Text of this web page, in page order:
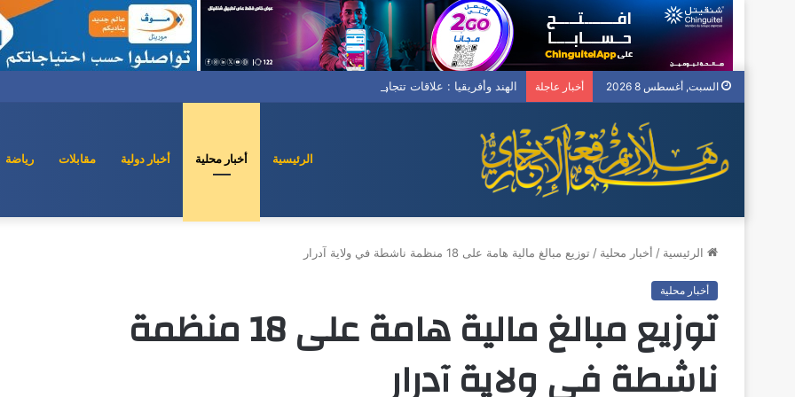
السبت, أغسطس 8 2026 أخبار عاجلة الهند وأفريقيا : علاقات تتجاوز الخطابات (السفير أنيل تريغوناياط، سفير الهند السابق لدى الأردن وليبيا ومالطا)
الرئيسية أخبار محلية أخبار دولية مقابلات رياضة
الرئيسية / أخبار محلية / توزيع مبالغ مالية هامة على 18 منظمة ناشطة في ولاية آدرار
أخبار محلية
توزيع مبالغ مالية هامة على 18 منظمة
ناشطة في ولاية آدرار